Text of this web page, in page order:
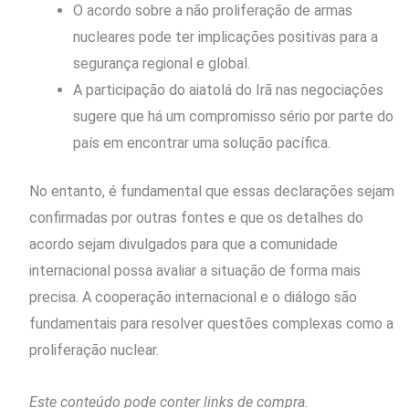
O acordo sobre a não proliferação de armas
nucleares pode ter implicações positivas para a
segurança regional e global.
A participação do aiatolá do Irã nas negociações
sugere que há um compromisso sério por parte do
país em encontrar uma solução pacífica.
No entanto, é fundamental que essas declarações sejam
confirmadas por outras fontes e que os detalhes do
acordo sejam divulgados para que a comunidade
internacional possa avaliar a situação de forma mais
precisa. A cooperação internacional e o diálogo são
fundamentais para resolver questões complexas como a
proliferação nuclear.
Este conteúdo pode conter links de compra.